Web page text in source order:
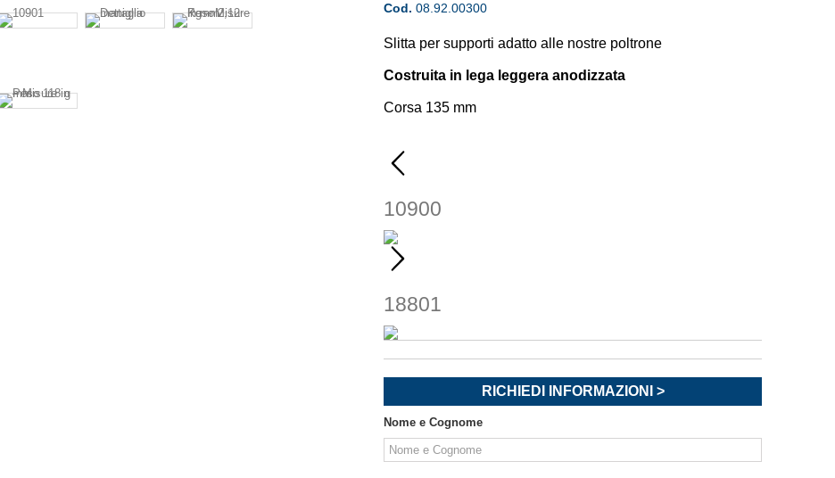
Cod. 08.92.00300
Slitta per supporti adatto alle nostre poltrone
Costruita in lega leggera anodizzata
Corsa 135 mm
10900
18801
RICHIEDI INFORMAZIONI >
Nome e Cognome